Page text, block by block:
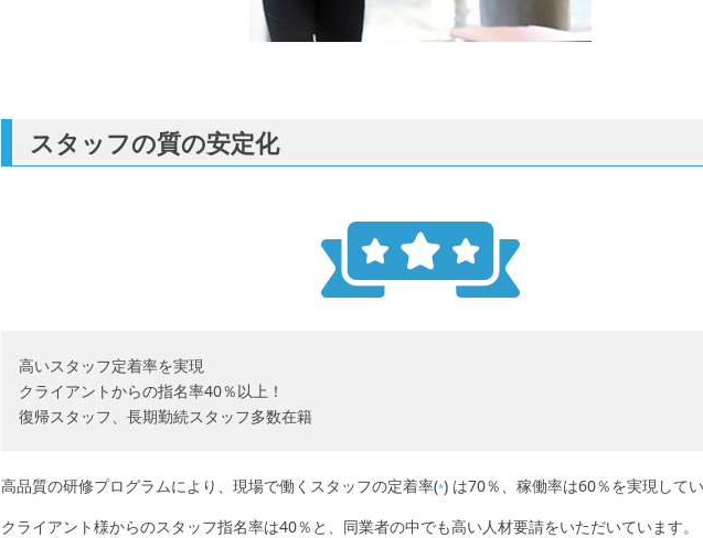
スタッフの質の安定化
高いスタッフ定着率を実現
クライアントからの指名率40％以上！
復帰スタッフ、長期勤続スタッフ多数在籍
高品質の研修プログラムにより、現場で働くスタッフの定着率(*) は70％、稼働率は60％を実現してい
クライアント様からのスタッフ指名率は40％と、同業者の中でも高い人材要請をいただいています。